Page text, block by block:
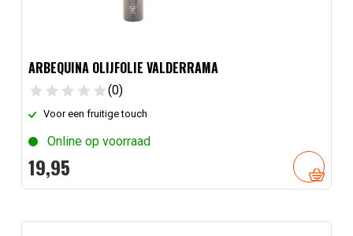
ARBEQUINA OLIJFOLIE VALDERRAMA
(0)
Voor een fruitige touch
Online op voorraad
19,95